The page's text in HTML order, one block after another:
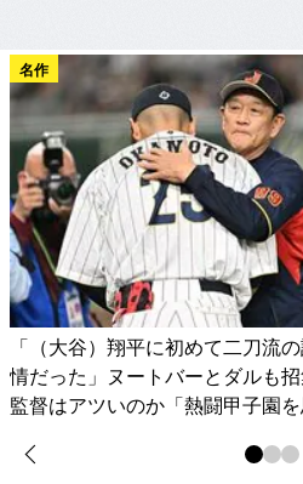
名作
「（大谷）翔平に初めて二刀流
情だった」ヌートバーとダルも
監督はアツいのか「熱闘甲子園を